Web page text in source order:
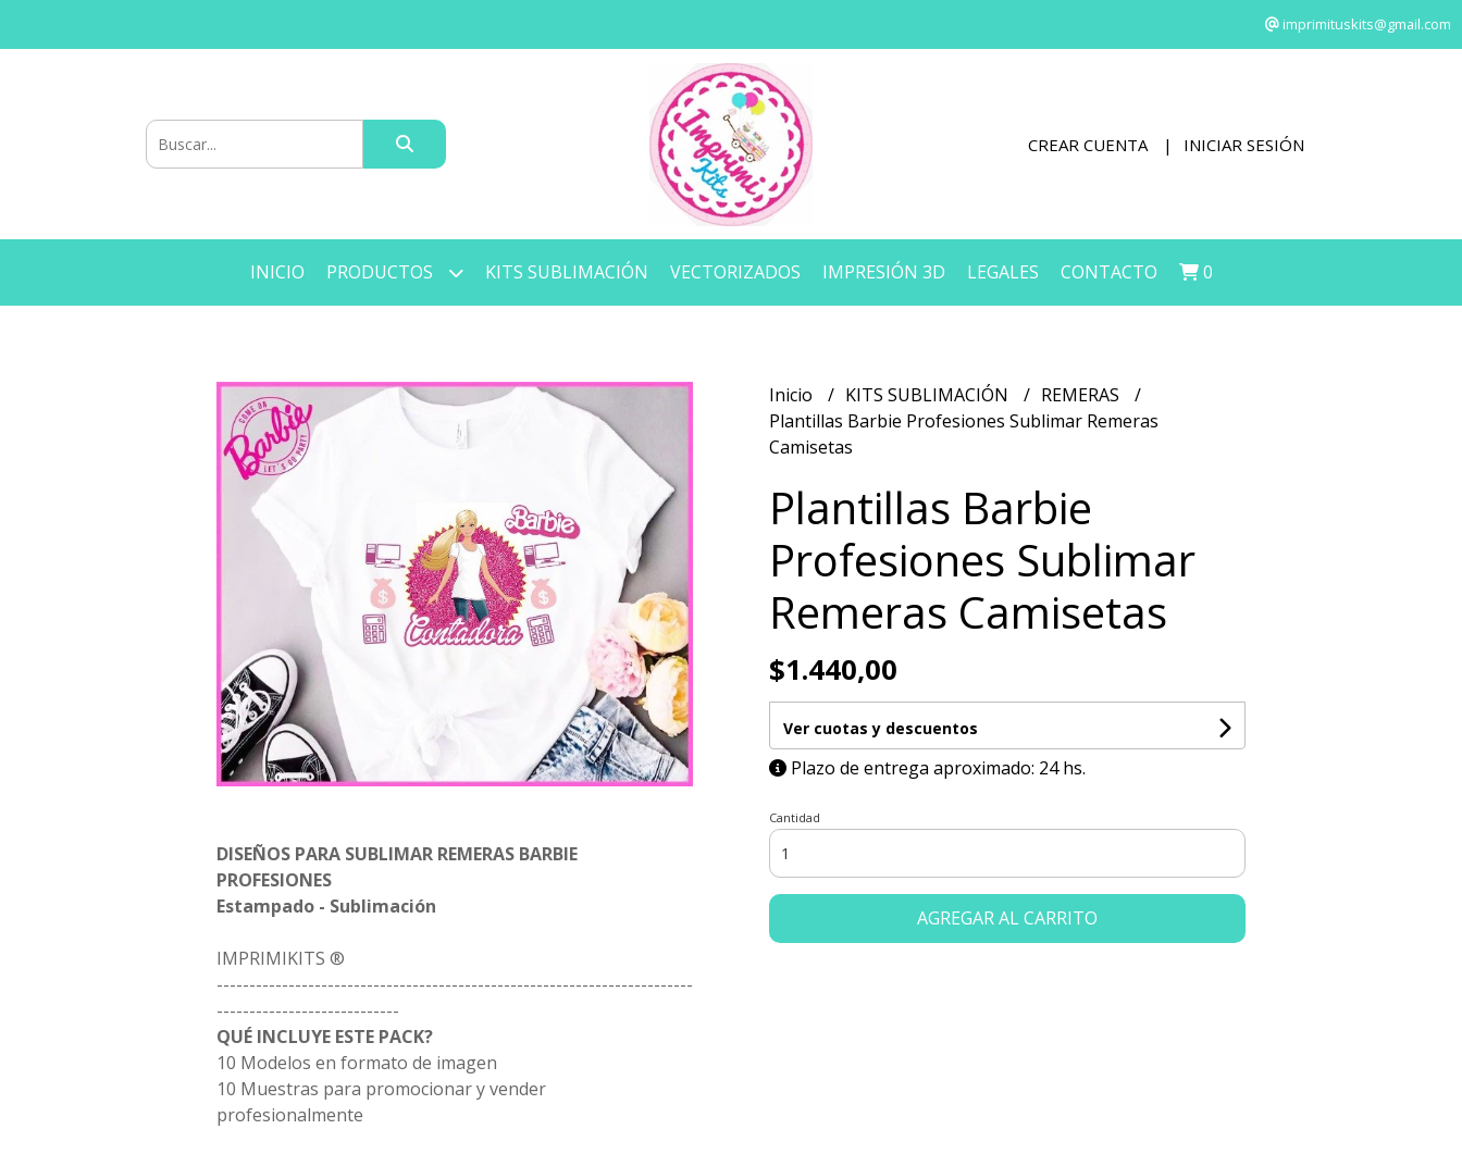
imprimituskits@gmail.com
CREAR CUENTA INICIAR SESIÓN
INICIO PRODUCTOS KITS SUBLIMACIÓN VECTORIZADOS IMPRESIÓN 3D LEGALES CONTACTO 0
DISEÑOS PARA SUBLIMAR REMERAS BARBIE
PROFESIONES
Estampado - Sublimación
IMPRIMIKITS ®
-------------------------------------------------------------------------
----------------------------
QUÉ INCLUYE ESTE PACK?
10 Modelos en formato de imagen
10 Muestras para promocionar y vender
profesionalmente
Inicio KITS SUBLIMACIÓN
REMERAS
Plantillas Barbie Profesiones Sublimar Remeras
Camisetas
Plantillas Barbie
Profesiones Sublimar
Remeras Camisetas
$1.440,00
Ver cuotas y descuentos
Plazo de entrega aproximado: 24 hs.
Cantidad
AGREGAR AL CARRITO